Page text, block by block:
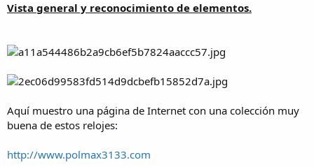
Vista general y reconocimiento de elementos.
Aquí muestro una página de Internet con una colección muy
buena de estos relojes:
http://www.polmax3133.com